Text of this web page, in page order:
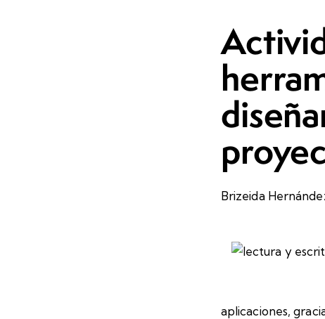
Brizeida
aplicaciones,